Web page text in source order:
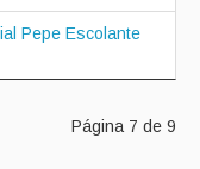
Pepe Escolante
Página 7 de 9